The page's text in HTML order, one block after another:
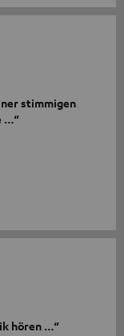
stimmigen
…“
hören …“